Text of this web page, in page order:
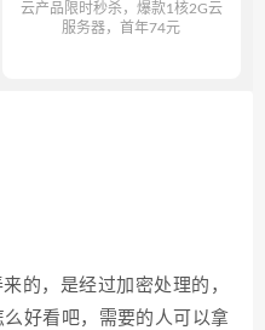
云产品限时秒杀，爆款1核2G云
服务器，首年74元
的，是经过加密处理的，
好看吧，需要的人可以拿